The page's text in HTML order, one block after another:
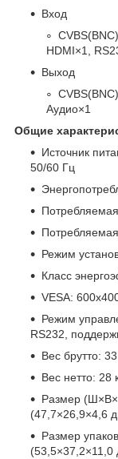
Вход
HDMI×1,
Выход
Аудио×1
Общие
Источник
50/60 Гц
Режим
Класс
VESA:
Режим
RS232,
Вес брутто: 33
Вес нетто: 28
Размер
(47,7×26,9×4,6
Размер